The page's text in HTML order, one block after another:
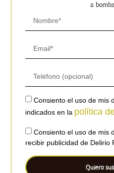
a
Consiento el uso de mis
indicados en la política
Consiento el uso de mis
recibir publicidad de Delirio
Quiero